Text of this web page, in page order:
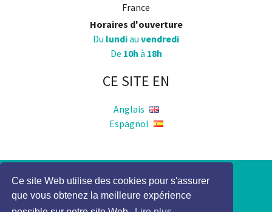
Ce site Web utilise des cookies pour s'assurer
que vous obtenez la meilleure expérience
France
Horaires d'ouverture
Du lundiau vendredi
De 10h à 18h
CE SITE EN
Anglais
Espagnol
Politique de Confidentialité
Mention légale